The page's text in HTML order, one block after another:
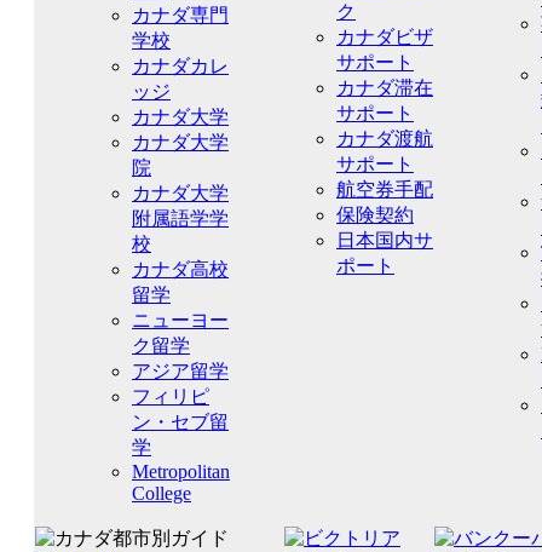
カナダ専門
学校
カナダカレ
ッジ
カナダ大学
カナダ大学
院
カナダ大学
附属語学学
校
カナダ高校
留学
ニューヨー
ク留学
アジア留学
フィリピ
ン・セブ留
学
Metropolitan
College
ク
カナダビザ
サポート
カナダ滞在
サポート
カナダ渡航
サポート
航空券手配
保険契約
日本国内サ
ポート